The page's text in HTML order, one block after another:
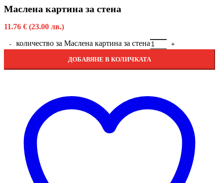
Маслена картина за стена
11.76 € (23.00 лв.)
количество за Маслена картина за стена
ДОБАВЯНЕ В КОЛИЧКАТА